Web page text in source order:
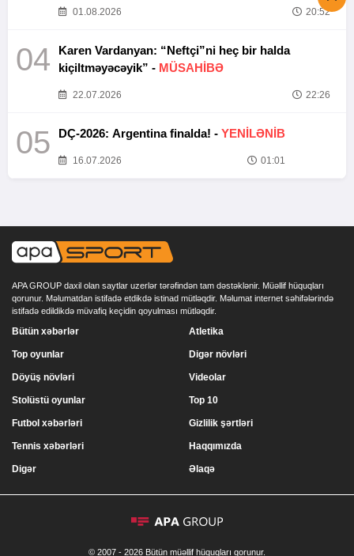
01.08.2026 20:52
04
Karen Vardanyan: “Neftçi”ni heç bir halda
kiçiltməyəcəyik” - MÜSAHİBƏ
22.07.2026 22:26
05 DÇ-2026: Argentina finalda! - YENİLƏNİB
16.07.2026 01:01
APA GROUP daxil olan saytlar uzerlər tərəfindən tam dəstəklənir. Müəllif hüquqları
qorunur. Məlumatdan istifadə etdikdə istinad mütləqdir. Məlumat internet səhifələrində
istifadə edildikdə müvafiq keçidin qoyulması mütləqdir.
Bütün xəbərlər
Top oyunlar
Döyüş növləri
Stolüstü oyunlar
Atletika
Digər növləri
Videolar
Top 10
Futbol xəbərləri
Tennis xəbərləri
Digər
Gizlilik şərtləri
Haqqımızda
Əlaqə
© 2007 - 2026 Bütün müəllif hüquqları qorunur.